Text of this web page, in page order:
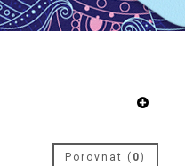
Porovnat ( 0)